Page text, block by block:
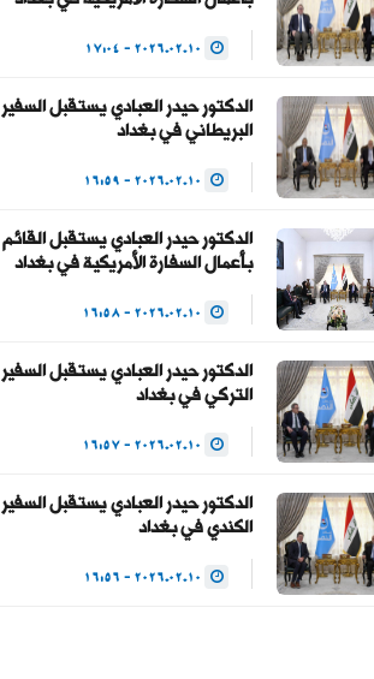
— Haider Al-Abadi
(@HaiderAlAbadi)
January 23, 2026
الدكتور حيدر العبادي يستقبل السفير
البريطاني في بغداد
الدكتور حيدر العبادي يستقبل القائم
بأعمال السفارة الأمريكية في بغداد
الدكتور حيدر العبادي يستقبل السفير
التركي في بغداد
الدكتور حيدر العبادي يستقبل السفير
الكندي في بغداد